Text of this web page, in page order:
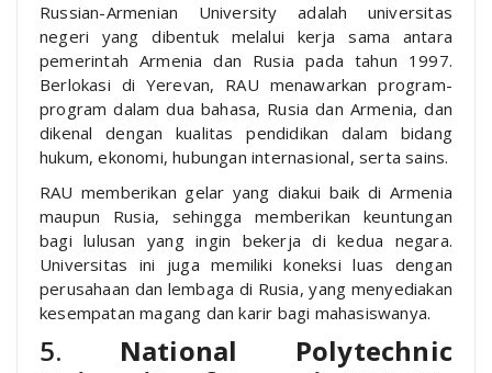
Russian-Armenian University adalah universitas
negeri yang dibentuk melalui kerja sama antara
pemerintah Armenia dan Rusia pada tahun 1997.
Berlokasi di Yerevan, RAU menawarkan program-
program dalam dua bahasa, Rusia dan Armenia, dan
dikenal dengan kualitas pendidikan dalam bidang
hukum, ekonomi, hubungan internasional, serta sains.
RAU memberikan gelar yang diakui baik di Armenia
maupun Rusia, sehingga memberikan keuntungan
bagi lulusan yang ingin bekerja di kedua negara.
Universitas ini juga memiliki koneksi luas dengan
perusahaan dan lembaga di Rusia, yang menyediakan
kesempatan magang dan karir bagi mahasiswanya.
5. National Polytechnic